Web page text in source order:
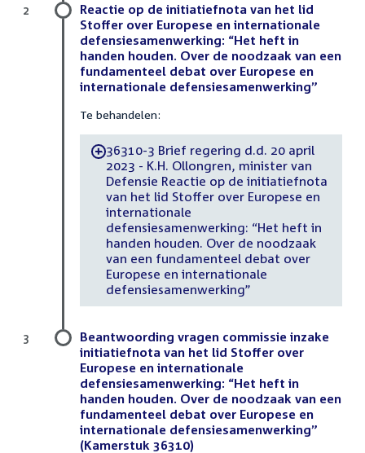
Reactie op de initiatiefnota van het lid
Stoffer over Europese en internationale
defensiesamenwerking: “Het heft in
handen houden. Over de noodzaak van een
fundamenteel debat over Europese en
internationale defensiesamenwerking”
Te behandelen:
-36310-3 Brief regering d.d. 20 april
2023 - K.H. Ollongren, minister van
Defensie Reactie op de initiatiefnota
van het lid Stoffer over Europese en
internationale
defensiesamenwerking: “Het heft in
handen houden. Over de noodzaak
van een fundamenteel debat over
Europese en internationale
defensiesamenwerking”
2
Beantwoording vragen commissie inzake
initiatiefnota van het lid Stoffer over
Europese en internationale
defensiesamenwerking: “Het heft in
handen houden. Over de noodzaak van een
fundamenteel debat over Europese en
internationale defensiesamenwerking”
(Kamerstuk 36310)
3